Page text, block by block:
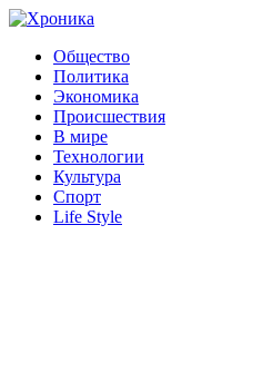
Общество
Политика
Экономика
Происшествия
В мире
Технологии
Культура
Спорт
Life Style